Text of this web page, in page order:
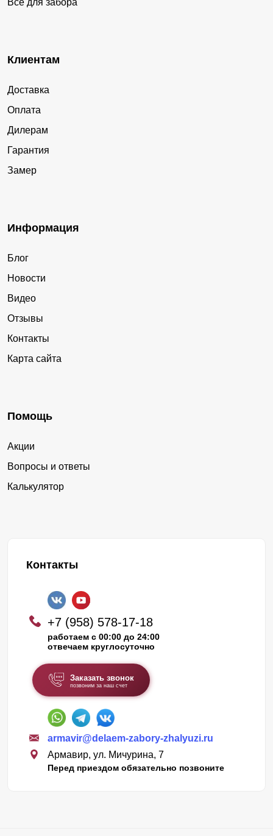
Клиентам
Доставка
Оплата
Дилерам
Гарантия
Замер
Информация
Блог
Новости
Видео
Отзывы
Контакты
Карта сайта
Помощь
Акции
Вопросы и ответы
Калькулятор
Контакты
+7 (958) 578-17-18
работаем с 00:00 до 24:00
отвечаем круглосуточно
Заказать звонок
позвоним за наш счет
armavir@delaem-zabory-zhalyuzi.ru
Армавир, ул. Мичурина, 7
Перед приездом обязательно позвоните